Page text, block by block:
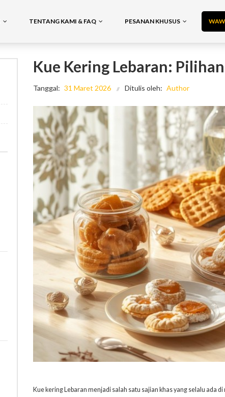
TENTANG KAMI & FAQ PESANAN KHUSUS
Kue Kering Lebaran:
Tanggal: 31 Maret 2026 Ditulis oleh: Author
Kue kering Lebaran menjadi salah satu sajian khas yang selalu ada